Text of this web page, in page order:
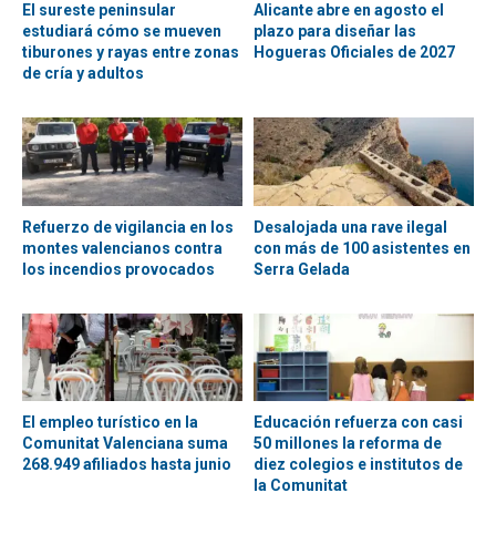
El sureste peninsular
estudiará cómo se mueven
tiburones y rayas entre zonas
de cría y adultos
Alicante abre en agosto el
plazo para diseñar las
Hogueras Oficiales de 2027
Refuerzo de vigilancia en los
montes valencianos contra
los incendios provocados
Desalojada una rave ilegal
con más de 100 asistentes en
Serra Gelada
El empleo turístico en la
Comunitat Valenciana suma
268.949 afiliados hasta junio
Educación refuerza con casi
50 millones la reforma de
diez colegios e institutos de
la Comunitat